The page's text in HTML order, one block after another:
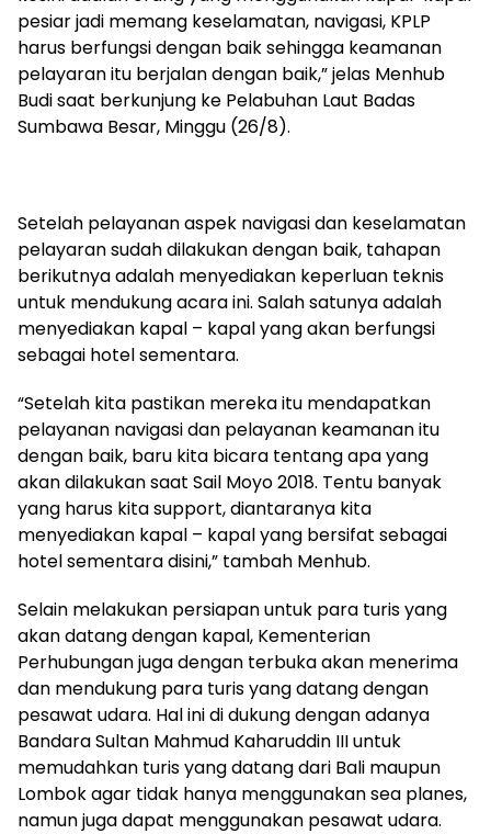
pesiar jadi memang keselamatan, navigasi, KPLP
harus berfungsi dengan baik sehingga keamanan
pelayaran itu berjalan dengan baik,” jelas Menhub
Budi saat berkunjung ke Pelabuhan Laut Badas
Sumbawa Besar, Minggu (26/8).
Setelah pelayanan aspek navigasi dan keselamatan
pelayaran sudah dilakukan dengan baik, tahapan
berikutnya adalah menyediakan keperluan teknis
untuk mendukung acara ini. Salah satunya adalah
menyediakan kapal – kapal yang akan berfungsi
sebagai hotel sementara.
“Setelah kita pastikan mereka itu mendapatkan
pelayanan navigasi dan pelayanan keamanan itu
dengan baik, baru kita bicara tentang apa yang
akan dilakukan saat Sail Moyo 2018. Tentu banyak
yang harus kita support, diantaranya kita
menyediakan kapal – kapal yang bersifat sebagai
hotel sementara disini,” tambah Menhub.
Selain melakukan persiapan untuk para turis yang
akan datang dengan kapal, Kementerian
Perhubungan juga dengan terbuka akan menerima
dan mendukung para turis yang datang dengan
pesawat udara. Hal ini di dukung dengan adanya
Bandara Sultan Mahmud Kaharuddin III untuk
memudahkan turis yang datang dari Bali maupun
Lombok agar tidak hanya menggunakan sea planes,
namun juga dapat menggunakan pesawat udara.